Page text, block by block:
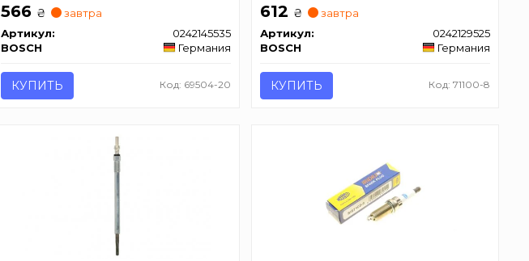
566 ₴
завтра
Артикул:
0242145535
BOSCH
Германия
КУПИТЬ Код: 69504-20
612 ₴
завтра
Артикул:
0242129525
BOSCH
Германия
КУПИТЬ Код: 71100-8